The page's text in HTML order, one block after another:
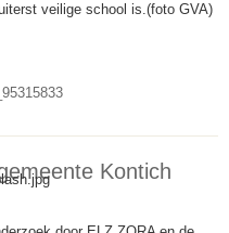
veilige school is.(foto GVA)
Kontich